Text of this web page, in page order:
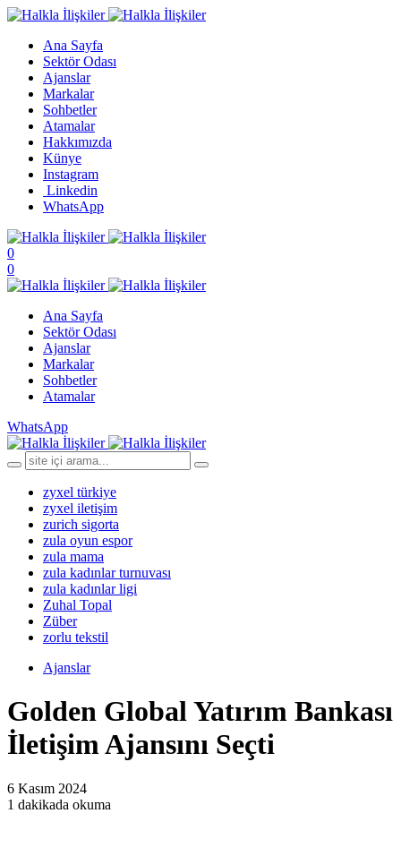
Ana Sayfa
Sektör Odası
Ajanslar
Markalar
Sohbetler
Atamalar
Hakkımızda
Künye
Instagram
Linkedin
WhatsApp
0
0
Ana Sayfa
Sektör Odası
Ajanslar
Markalar
Sohbetler
Atamalar
WhatsApp
zyxel türkiye
zyxel iletişim
zurich sigorta
zula oyun espor
zula mama
zula kadınlar turnuvası
zula kadınlar ligi
Zuhal Topal
Züber
zorlu tekstil
Ajanslar
Golden Global Yatırım Bankası
İletişim Ajansını Seçti
6 Kasım 2024
1 dakikada okuma